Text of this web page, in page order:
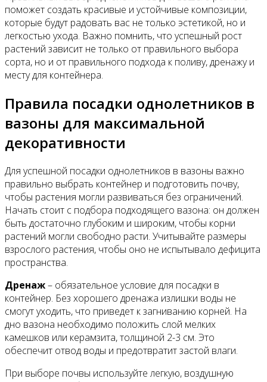
поможет создать красивые и устойчивые композиции,
которые будут радовать вас не только эстетикой, но и
легкостью ухода. Важно помнить, что успешный рост
растений зависит не только от правильного выбора
сорта, но и от правильного подхода к поливу, дренажу и
месту для контейнера.
Правила посадки однолетников в
вазоны для максимальной
декоративности
Для успешной посадки однолетников в вазоны важно
правильно выбрать контейнер и подготовить почву,
чтобы растения могли развиваться без ограничений.
Начать стоит с подбора подходящего вазона: он должен
быть достаточно глубоким и широким, чтобы корни
растений могли свободно расти. Учитывайте размеры
взрослого растения, чтобы оно не испытывало дефицита
пространства.
Дренаж– обязательное условие для посадки в
контейнер. Без хорошего дренажа излишки воды не
смогут уходить, что приведет к загниванию корней. На
дно вазона необходимо положить слой мелких
камешков или керамзита, толщиной 2-3 см. Это
обеспечит отвод воды и предотвратит застой влаги.
При выборе почвы используйте легкую, воздушную